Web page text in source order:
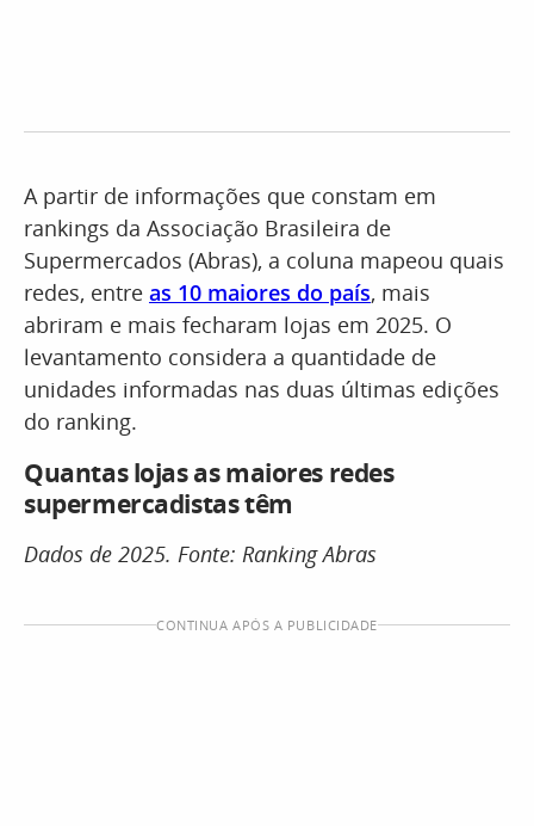
A partir de informações que constam em
rankings da Associação Brasileira de
Supermercados (Abras), a coluna mapeou quais
redes, entre as 10 maiores do país, mais
abriram e mais fecharam lojas em 2025. O
levantamento considera a quantidade de
unidades informadas nas duas últimas edições
do ranking.
Quantas lojas as maiores redes
supermercadistas têm
Dados de 2025. Fonte: Ranking Abras
CONTINUA APÓS A PUBLICIDADE